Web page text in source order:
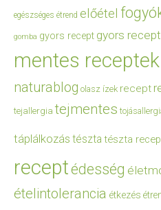
egészséges étrend előétel
gomba gyors recept gyors
mentes receptek
naturablog olasz ízek recept
tejallergia tejmentes
táplálkozás tészta tészta
receptédesség
ételintolerancia étkezés